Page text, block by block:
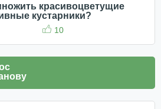
красивоцветущие
кустарники?
10